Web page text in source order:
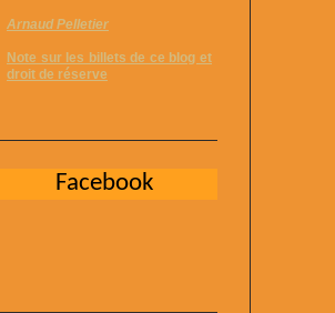
Arnaud Pelletier
Note sur les billets de ce blog et
droit de réserve
Facebook